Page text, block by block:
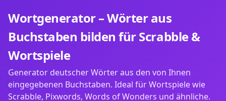
Wortgenerator – Wörter aus
Buchstaben bilden für Scrabble &
Wortspiele
Generator deutscher Wörter aus den von Ihnen
eingegebenen Buchstaben. Ideal für Wortspiele wie
Scrabble, Pixwords, Words of Wonders und ähnliche.